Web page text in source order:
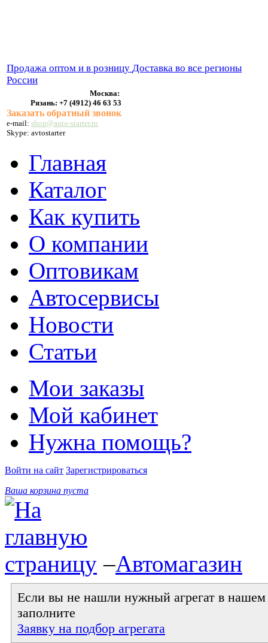
Продажа оптом и в розницу Доставка во все регионы
России
Москва:
Рязань: +7 (4912) 46 63 53
Заказать обратный звонок
e-mail: shop@auto-starter.ru
Skype: avtostarter
Главная
Каталог
Как купить
О компании
Оптовикам
Автосервисы
Новости
Статьи
Мои заказы
Мой кабинет
Нужна помощь?
Войти на сайт Зарегистрироваться
Ваша корзина пуста
–Автомагазин
Если вы не нашли нужный агрегат в нашем
заполните
Заявку на подбор агрегата